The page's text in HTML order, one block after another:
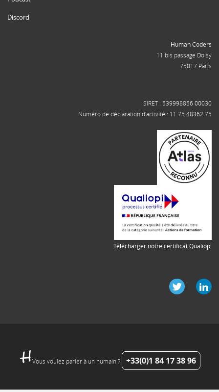
Discord
Human Coders
11 bis passage Doisy
75017 Paris
SIRET : 539998856 00030
Numéro de déclaration d'activité : 11 75 48362 75
Télécharger notre certificat Qualiopi
Vous voulez parler à un humain ? +33(0)1 84 17 38 96